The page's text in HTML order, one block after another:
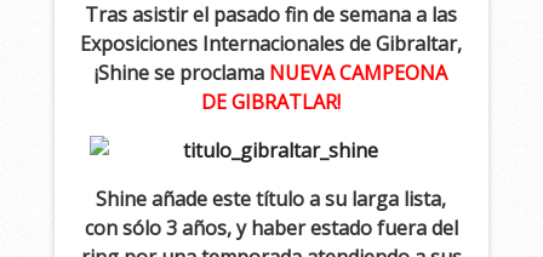
Tras asistir el pasado fin de semana a las
Exposiciones Internacionales de Gibraltar,
¡Shine se proclama NUEVA CAMPEONA
DE GIBRATLAR!
Shine añade este título a su larga lista,
con sólo 3 años, y haber estado fuera del